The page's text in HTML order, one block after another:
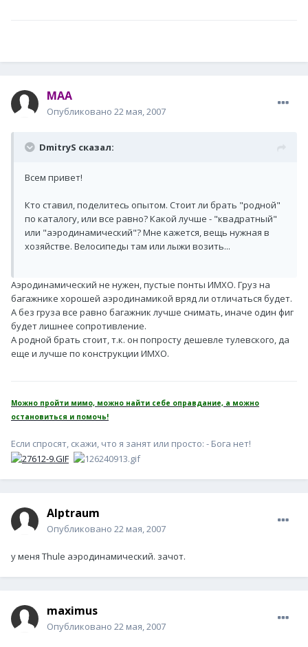
MAA
Опубликовано 22 мая, 2007
DmitryS сказал:
Всем привет!
Кто ставил, поделитесь опытом. Стоит ли брать "родной"
по каталогу, или все равно? Какой лучше - "квадратный"
или "аэродинамический"? Мне кажется, вещь нужная в
хозяйстве. Велосипеды там или лыжи возить...
Аэродинамический не нужен, пустые понты ИМХО. Груз на
багажнике хорошей аэродинамикой вряд ли отличаться будет.
А без груза все равно багажник лучше снимать, иначе один фиг
будет лишнее сопротивление.
А родной брать стоит, т.к. он попросту дешевле тулевского, да
еще и лучше по конструкции ИМХО.
Можно пройти мимо, можно найти себе оправдание, а можно
остановиться и помочь!
Если спросят, скажи, что я занят или просто: - Бога нет!
Alptraum
Опубликовано 22 мая, 2007
у меня Thule аэродинамический. зачот.
maximus
Опубликовано 22 мая, 2007